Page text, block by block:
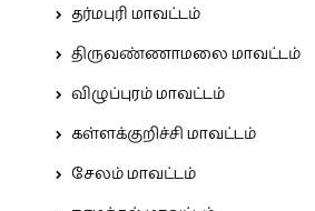
தர்மபுரி மாவட்டம்
திருவண்ணாமலை மாவட்டம்
விழுப்புரம் மாவட்டம்
கள்ளக்குறிச்சி மாவட்டம்
சேலம் மாவட்டம்